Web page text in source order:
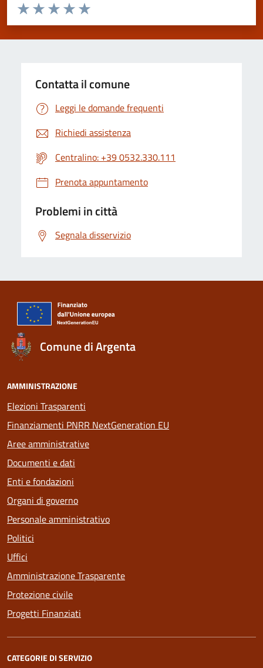
Valuta da 1 a 5 stelle la pagina
Valuta 5 stelle su 5
Valuta 4 stelle su 5
Valuta 3 stelle su 5
Valuta 2 stelle su 5
Valuta 1 stelle su 5
Contatta il comune
Leggi le domande frequenti
Richiedi assistenza
Centralino: +39 0532.330.111
Prenota appuntamento
Problemi in città
Segnala disservizio
Comune di Argenta
AMMINISTRAZIONE
Elezioni Trasparenti
Finanziamenti PNRR NextGeneration EU
Aree amministrative
Documenti e dati
Enti e fondazioni
Organi di governo
Personale amministrativo
Politici
Uffici
Amministrazione Trasparente
Protezione civile
Progetti Finanziati
CATEGORIE DI SERVIZIO